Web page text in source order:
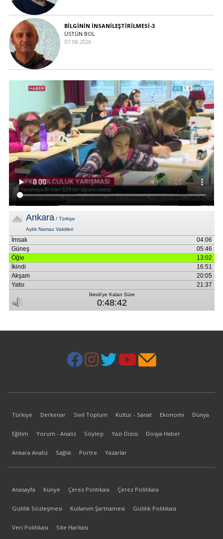
BİLGİNİN İNSANİLEŞTİRİLMESİ-3
ÜSTÜN BOL
07.08.2026
Türkiye Derkenar Sivil Toplum Kültür - Sanat Ekonomi Dünya
Eğitim Yorum - Analiz Söyleşi Yazı Dizisi Dosya Haber
Ankara Analiz Sağlık Portre Yazarlar
Anasayfa Künye Çerez Politikası Çerez Politikası
Gizlilik Sözleşmesi Kullanım Şartnamesi Gizlilik Politikası
Veri Politikası Site Haritası